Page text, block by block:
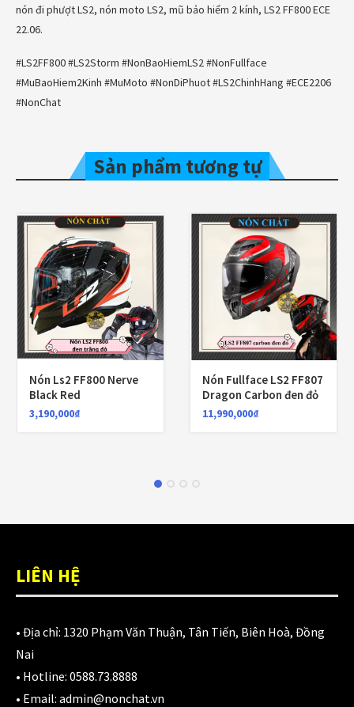
nón đi phượt LS2, nón moto LS2, mũ bảo hiểm 2 kính, LS2 FF800 ECE
22.06.
#LS2FF800 #LS2Storm #NonBaoHiemLS2 #NonFullface
#MuBaoHiem2Kinh #MuMoto #NonDiPhuot #LS2ChinhHang #ECE2206
#NonChat
Sản phẩm tương tự
Nón Ls2 FF800 Nerve
Black Red
3,190,000₫
Nón Fullface LS2 FF807
Dragon Carbon đen đỏ
11,990,000₫
LIÊN HỆ
• Địa chỉ: 1320 Phạm Văn Thuận, Tân Tiến, Biên Hoà, Đồng
Nai
• Hotline: 0588.73.8888
• Email: admin@nonchat.vn